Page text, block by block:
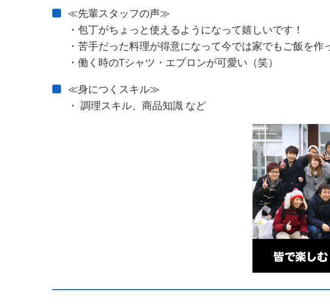
≪先輩スタッフの声≫
・包丁がちょっと使えるようになって嬉しいです！
・苦手だった料理が得意になって今では家でもご飯を作
・働く時のTシャツ・エプロンが可愛い（笑）
≪身につくスキル≫
・ 調理スキル、商品知識 など